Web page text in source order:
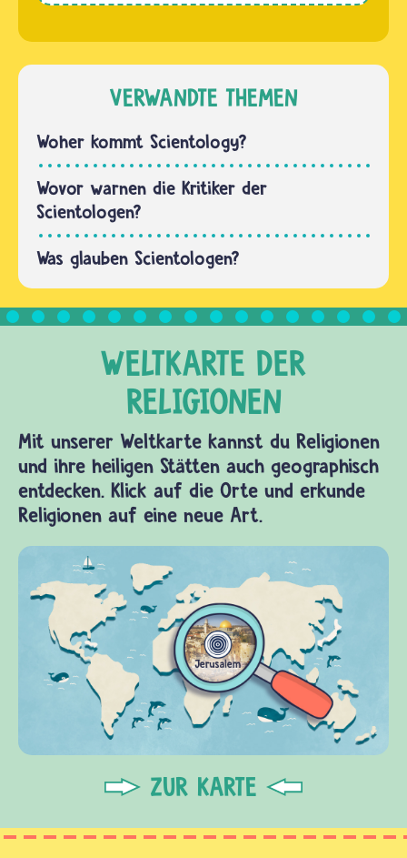
warnen
vor
Ausbeutung,
und
gesundheitlichen
Schäden.
Alle
Scientologen
müssen
VERWANDTE THEMEN
Woher kommt Scientology?
Wovor warnen die Kritiker der
Scientologen?
Was glauben Scientologen?
Mit unserer Weltkarte kannst du Religionen
und ihre heiligen Stätten auch geographisch
entdecken. Klick auf die Orte und erkunde
Religionen auf eine neue Art.
ZUR KARTE